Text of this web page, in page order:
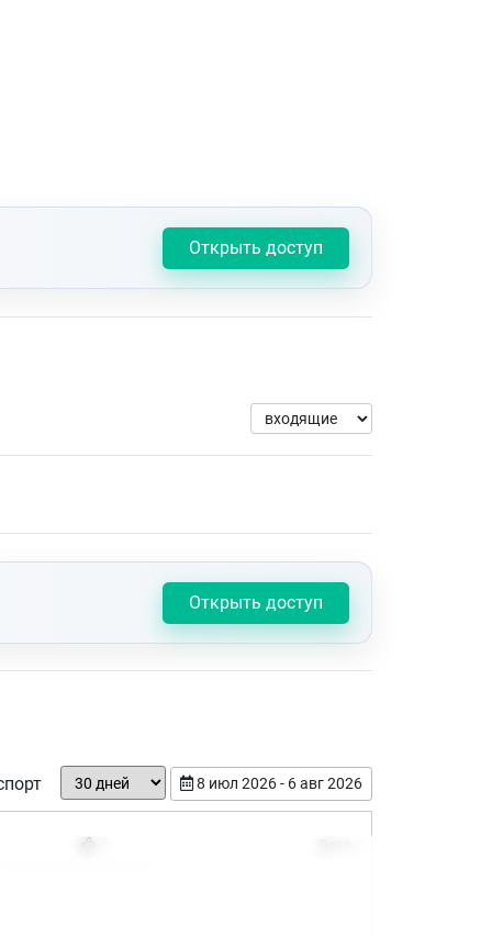
Открыть доступ
Открыть доступ
8 июл 2026 - 6 авг 2026